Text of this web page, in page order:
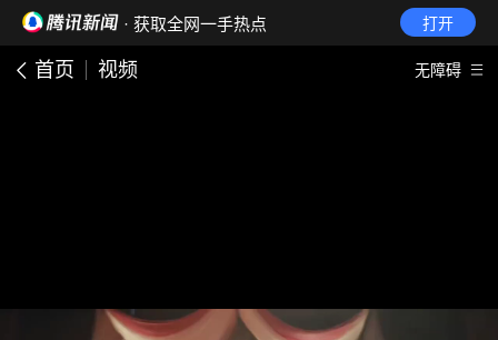
· 获取全网一手热点 打开
首页 视频 无障碍